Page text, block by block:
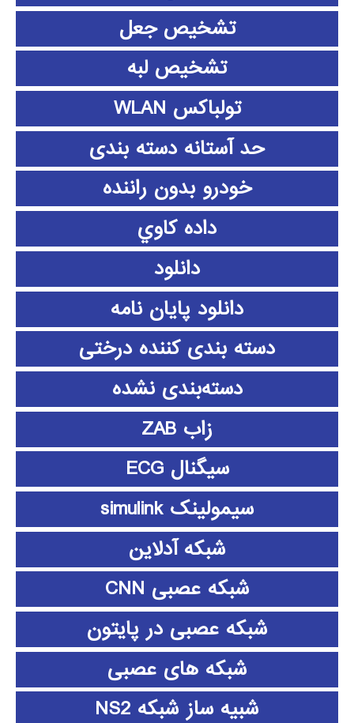
تشخیص جعل
تشخیص لبه
تولباکس WLAN
حد آستانه دسته بندی
خودرو بدون راننده
داده كاوي
دانلود
دانلود پايان نامه
دسته بندی کننده درختی
دسته‌بندی نشده
زاب ZAB
سیگنال ECG
سیمولینک simulink
شبکه آدلاین
شبکه عصبی CNN
شبکه عصبی در پایتون
شبکه های عصبی
شبیه ساز شبکه NS2